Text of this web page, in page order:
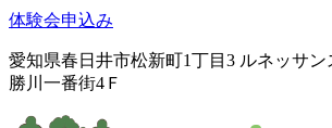
体験会申込み
愛知県春日井市松新町1丁目3 ルネッサン
勝川一番街4Ｆ